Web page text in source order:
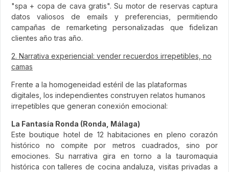
"spa + copa de cava gratis". Su motor de reservas captura
datos valiosos de emails y preferencias, permitiendo
campañas de remarketing personalizadas que fidelizan
clientes año tras año.
2. Narrativa experiencial: vender recuerdos irrepetibles, no
camas
Frente a la homogeneidad estéril de las plataformas
digitales, los independientes construyen relatos humanos
irrepetibles que generan conexión emocional:
La Fantasía Ronda (Ronda, Málaga)
Este boutique hotel de 12 habitaciones en pleno corazón
histórico no compite por metros cuadrados, sino por
emociones. Su narrativa gira en torno a la tauromaquia
histórica con talleres de cocina andaluza, visitas privadas a